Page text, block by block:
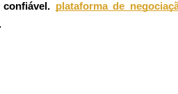
plataforma de